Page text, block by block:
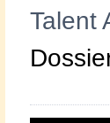
Talent